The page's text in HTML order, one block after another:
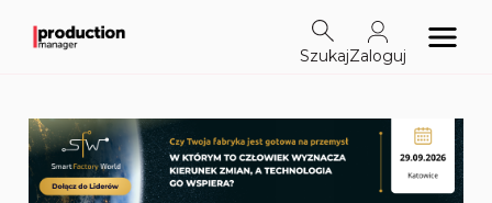
SzukajZaloguj